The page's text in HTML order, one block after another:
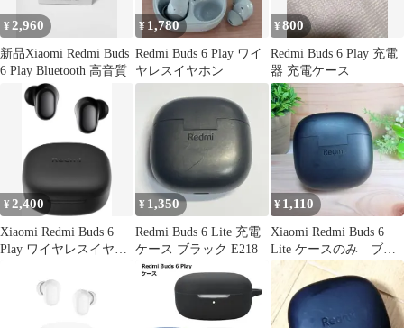
¥2,960
新品Xiaomi Redmi Buds
6 Play Bluetooth 高音質
¥ 1,780
Redmi Buds 6 Play ワイ
ヤレスイヤホン
¥800
Redmi Buds 6 Play 充電
器 充電ケース
¥ 2,400
Xiaomi Redmi Buds 6
Play ワイヤレスイヤホ
¥ 1,350
Redmi Buds 6 Lite 充電
ケース ブラック E218
¥ 1,110
Xiaomi Redmi Buds 6
Lite ケースのみ ブラ
ック